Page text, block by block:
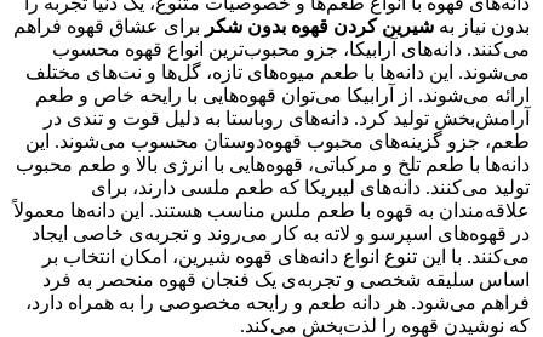
بدون نیاز به شیرین کردن قهوه بدون شکر برای عشاق قهوه فراهم
می‌کنند. دانه‌های آرابیکا، جزو محبوب‌ترین انواع قهوه محسوب
می‌شوند. این دانه‌ها با طعم میوه‌های تازه، گل‌ها و نت‌های مختلف
ارائه می‌شوند. از آرابیکا می‌توان قهوه‌هایی با رایحه خاص و طعم
آرامش‌بخش تولید کرد. دانه‌های روباستا به دلیل قوت و تندی در
طعم، جزو گزینه‌های محبوب قهوه‌دوستان محسوب می‌شوند. این
دانه‌ها با طعم تلخ و مرکباتی، قهوه‌هایی با انرژی بالا و طعم محبوب
تولید می‌کنند. دانه‌های لیبریکا که طعم ملسی دارند، برای
علاقه‌مندان به قهوه با طعم ملس مناسب هستند. این دانه‌ها معمولاً
در قهوه‌های اسپرسو و لاته به کار می‌روند و تجربه‌ی خاصی ایجاد
می‌کنند. با این تنوع انواع دانه‌های قهوه شیرین، امکان انتخاب بر
اساس سلیقه شخصی و تجربه‌ی یک فنجان قهوه منحصر به فرد
فراهم می‌شود. هر دانه طعم و رایحه مخصوصی را به همراه دارد،
که نوشیدن قهوه را لذت‌بخش می‌کند.